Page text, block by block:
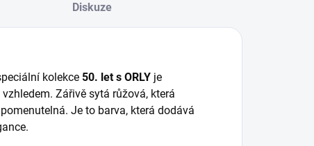
Diskuze
kolekce 50. let s ORLY je
Zářivě sytá růžová, která
Je to barva, která dodává